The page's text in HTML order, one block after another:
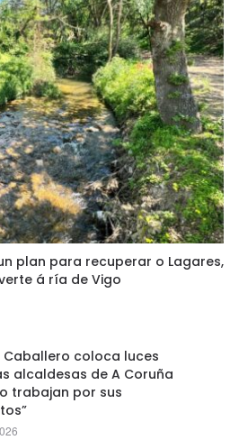
plan para recuperar o Lagares,
á ría de Vigo
Caballero coloca luces
alcaldesas de A Coruña
trabajan por sus